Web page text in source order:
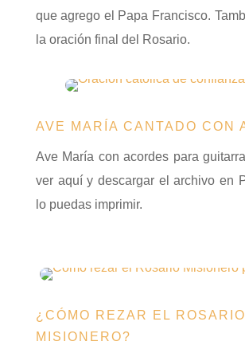
que agrego el Papa Francisco.
la oración final del Rosario.
AVE MARÍA CANTADO CON
Ave María con acordes para
ver aquí y descargar el archivo en
lo puedas imprimir.
¿CÓMO REZAR EL ROSARIO
MISIONERO?